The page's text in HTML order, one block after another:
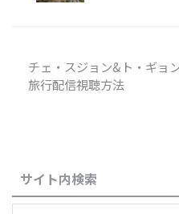
チェ・スジョン&ト・ギョ
旅行配信視聴方法
サイト内検索